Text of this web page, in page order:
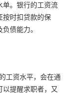
单。银行的工资流
按时扣贷款的保
债能力。
工资水平，会在通
提醒求职者，又